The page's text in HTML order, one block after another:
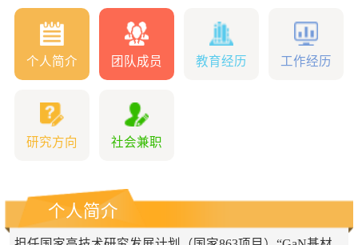
个人简介 团队成员 教育经历 工作经历
研究方向 社会兼职
个人简介